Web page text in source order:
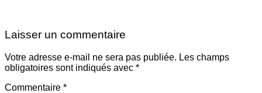
Laisser un commentaire
Votre adresse e-mail ne sera pas publiée. Les champs
obligatoires sont indiqués avec *
Commentaire *